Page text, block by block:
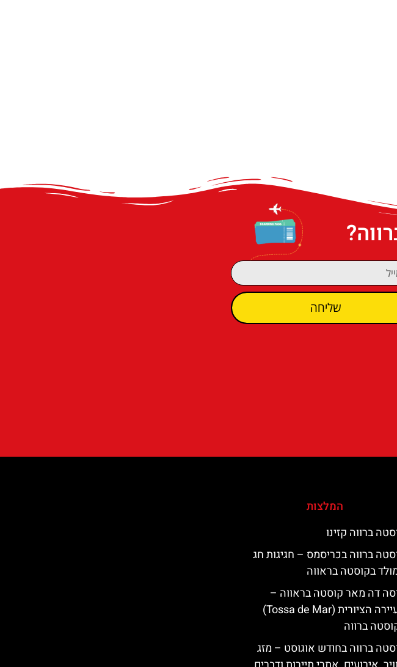
שליחה
המלצות
ברווה קזינו
ברווה בכריסמס – חגיגות חג
בקוסטה בראווה
דה מאר קוסטה בראווה –
העיירה הציורית (Tossa de Mar)
ברווה
ברווה בחודש אוגוסט – מזג